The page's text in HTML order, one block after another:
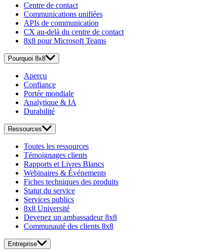
Centre de contact
Communications unifiées
APIs de communication
CX au-delà du centre de contact
8x8 pour Microsoft Teams
Pourquoi 8x8
Aperçu
Confiance
Portée mondiale
Analytique & IA
Durabilité
Ressources
Toutes les ressources
Témoignages clients
Rapports et Livres Blancs
Webinaires & Événements
Fiches techniques des produits
Statut du service
Services publics
8x8 Université
Devenez un ambassadeur 8x8
Communauté des clients 8x8
Entreprise